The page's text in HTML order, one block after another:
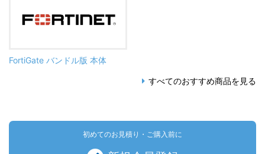
FortiGate バンドル版 本体
すべてのおすすめ商品を見る
初めてのお見積り・ご購入前に